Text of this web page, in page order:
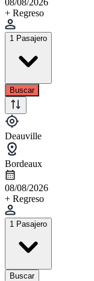
+ Regreso
1 Pasajero
Buscar
Deauville
Bordeaux
08/08/2026
+ Regreso
1 Pasajero
Buscar